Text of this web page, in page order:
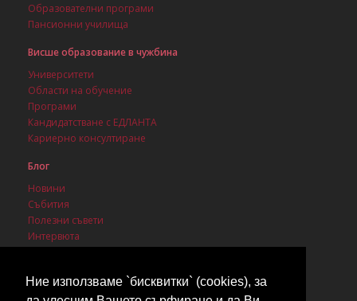
Ние използваме `бисквитки` (cookies), за
Образователни програми
Пансионни училища
Висше образование в чужбина
Университети
Области на обучение
Програми
Кандидатстване с ЕДЛАНТА
Кариерно консултиране
Блог
Новини
Събития
Полезни съвети
Интервюта